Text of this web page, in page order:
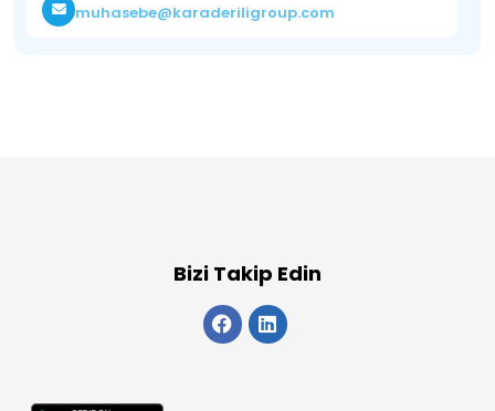
muhasebe@karaderiligroup.com
Bizi Takip Edin